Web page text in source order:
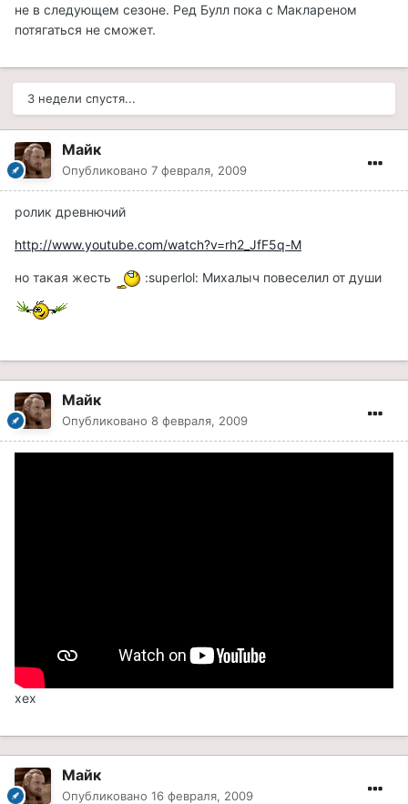
не в следующем сезоне. Ред Булл пока с Маклареном
потягаться не сможет.
3 недели спустя...
Майк
Опубликовано 7 февраля, 2009
ролик древнючий
http://www.youtube.com/watch?v=rh2_JfF5q-M
но такая жесть :superlol: Михалыч повеселил от души
Майк
Опубликовано 8 февраля, 2009
хех
Майк
Опубликовано 16 февраля, 2009